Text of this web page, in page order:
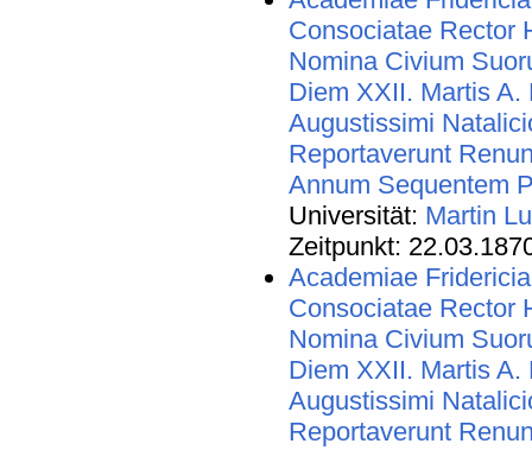
Consociatae Rector
Nomina Civium
Diem XXII. Martis
Augustissimi
Reportaverunt
Annum Sequentem
Universität: Martin
Zeitpunkt:
Academiae
Consociatae Rector
Nomina Civium
Diem XXII. Martis
Augustissimi
Reportaverunt